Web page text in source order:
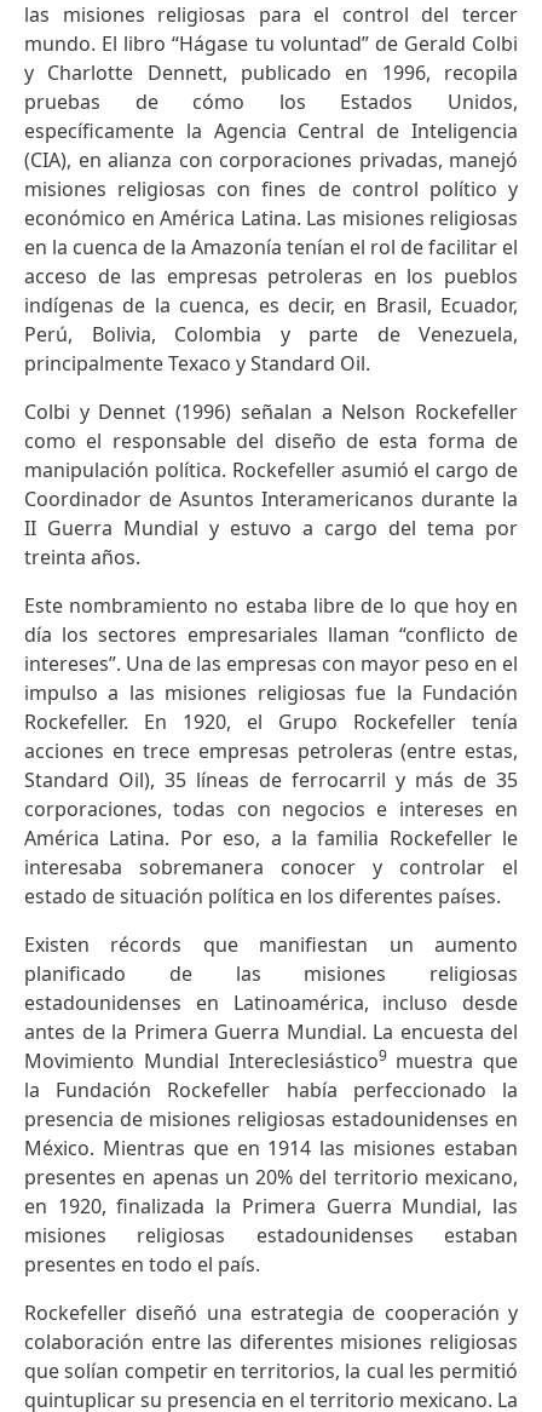
las misiones religiosas para el control del tercer
mundo. El libro “Hágase tu voluntad” de Gerald Colbi
y Charlotte Dennett, publicado en 1996, recopila
pruebas de cómo los Estados Unidos,
específicamente la Agencia Central de Inteligencia
(CIA), en alianza con corporaciones privadas, manejó
misiones religiosas con fines de control político y
económico en América Latina. Las misiones religiosas
en la cuenca de la Amazonía tenían el rol de facilitar el
acceso de las empresas petroleras en los pueblos
indígenas de la cuenca, es decir, en Brasil, Ecuador,
Perú, Bolivia, Colombia y parte de Venezuela,
principalmente Texaco y Standard Oil.
Colbi y Dennet (1996) señalan a Nelson Rockefeller
como el responsable del diseño de esta forma de
manipulación política. Rockefeller asumió el cargo de
Coordinador de Asuntos Interamericanos durante la
II Guerra Mundial y estuvo a cargo del tema por
treinta años.
Este nombramiento no estaba libre de lo que hoy en
día los sectores empresariales llaman “conflicto de
intereses”. Una de las empresas con mayor peso en el
impulso a las misiones religiosas fue la Fundación
Rockefeller. En 1920, el Grupo Rockefeller tenía
acciones en trece empresas petroleras (entre estas,
Standard Oil), 35 líneas de ferrocarril y más de 35
corporaciones, todas con negocios e intereses en
América Latina. Por eso, a la familia Rockefeller le
interesaba sobremanera conocer y controlar el
estado de situación política en los diferentes países.
Existen récords que manifiestan un aumento
planificado de las misiones religiosas
estadounidenses en Latinoamérica, incluso desde
antes de la Primera Guerra Mundial. La encuesta del
Movimiento Mundial Intereclesiástico9muestra que
la Fundación Rockefeller había perfeccionado la
presencia de misiones religiosas estadounidenses en
México. Mientras que en 1914 las misiones estaban
presentes en apenas un 20% del territorio mexicano,
en 1920, finalizada la Primera Guerra Mundial, las
misiones religiosas estadounidenses estaban
presentes en todo el país.
Rockefeller diseñó una estrategia de cooperación y
colaboración entre las diferentes misiones religiosas
que solían competir en territorios, la cual les permitió
quintuplicar su presencia en el territorio mexicano. La